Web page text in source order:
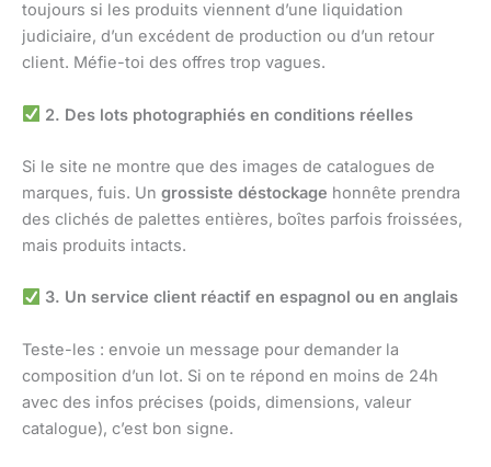
toujours si les produits viennent d’une liquidation
judiciaire, d’un excédent de production ou d’un retour
client. Méfie-toi des offres trop vagues.
2. Des lots photographiés en conditions réelles
Si le site ne montre que des images de catalogues de
marques, fuis. Un grossiste déstockage honnête prendra
des clichés de palettes entières, boîtes parfois froissées,
mais produits intacts.
3. Un service client réactif en espagnol ou en anglais
Teste-les : envoie un message pour demander la
composition d’un lot. Si on te répond en moins de 24h
avec des infos précises (poids, dimensions, valeur
catalogue), c’est bon signe.